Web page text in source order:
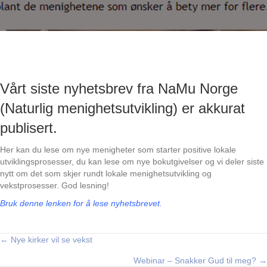
Vårt siste nyhetsbrev fra NaMu Norge
(Naturlig menighetsutvikling) er akkurat
publisert.
Her kan du lese om nye menigheter som starter positive lokale
utviklingsprosesser, du kan lese om nye bokutgivelser og vi deler siste
nytt om det som skjer rundt lokale menighetsutvikling og
vekstprosesser. God lesning!
Bruk denne lenken for å lese nyhetsbrevet.
Posts
← Nye kirker vil se vekst
Webinar – Snakker Gud til meg? →